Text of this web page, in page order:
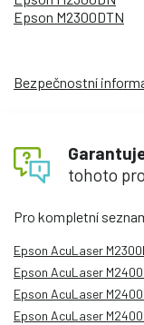
Epson M2300DTN
Bezpečnostní
tohoto
Pro kompletní
Epson AcuLaser
Epson AcuLaser
Epson AcuLaser
Epson AcuLaser